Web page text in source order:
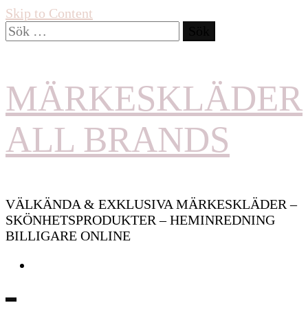
Skip to Content
Sök
efter:
MÄRKESKLÄDER
ALL BRANDS
VÄLKÄNDA & EXKLUSIVA MÄRKESKLÄDER –
SKÖNHETSPRODUKTER – HEMINREDNING
BILLIGARE ONLINE